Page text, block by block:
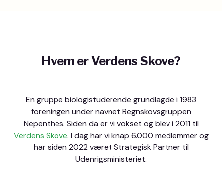
Hvem er Verdens Skove?
En gruppe biologistuderende grundlagde i 1983
foreningen under navnet Regnskovsgruppen
Nepenthes. Siden da er vi vokset og blev i 2011 til
Verdens Skove. I dag har vi knap 6.000 medlemmer og
har siden 2022 været Strategisk Partner til
Udenrigsministeriet.